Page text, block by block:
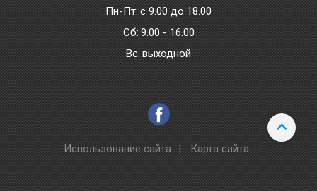
Пн-Пт:с 9.00 до 18.00
Сб: 9.00 - 16.00
Bc: выходной
Использование сайта | Карта сайта